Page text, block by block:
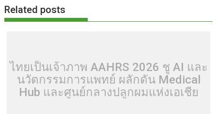
Related posts
ไทยเป็นเจ้าภาพ AAHRS 2026 ชู AI และ
นวัตกรรมการแพทย์ ผลักดัน Medical
Hub และศูนย์กลางปลูกผมแห่งเอเชีย